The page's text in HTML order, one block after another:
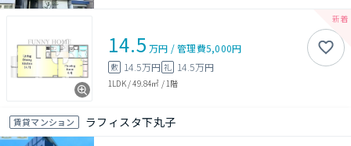
14.5 万円 /管理費5,000円
敷 14.5万円 礼 14.5万円
1LDK/49.84㎡ / 1階
賃貸マンション ラフィスタ下丸子